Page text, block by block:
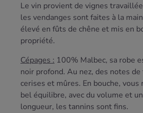
Le vin provient de vignes
les vendanges sont faites à la
élevé en fûts de chêne et mis en
propriété.
Cépages : 100% Malbec, sa robe
noir profond. Au nez, des notes
cerises et mûres. En bouche, vous
bel équilibre, avec du volume et
longueur, les tannins sont fins.